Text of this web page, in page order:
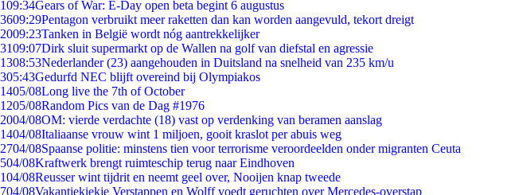
109:34Gears of War: E-Day open beta begint 6 augustus
3609:29Pentagon verbruikt meer raketten dan kan worden aangevuld, tekort dreigt
2009:23Tanken in België wordt nóg aantrekkelijker
3109:07Dirk sluit supermarkt op de Wallen na golf van diefstal en agressie
1308:53Nederlander (23) aangehouden in Duitsland na snelheid van 235 km/u
305:43Gedurfd NEC blijft overeind bij Olympiakos
1405/08Long live the 7th of October
1205/08Random Pics van de Dag #1976
2004/08OM: vierde verdachte (18) vast op verdenking van beramen aanslag
1404/08Italiaanse vrouw wint 1 miljoen, gooit kraslot per abuis weg
2704/08Spaanse politie: minstens tien voor terrorisme veroordeelden onder migranten Ceuta
504/08Kraftwerk brengt ruimteschip terug naar Eindhoven
104/08Reusser wint tijdrit en neemt geel over, Nooijen knap tweede
704/08Vakantiekiekje Verstappen en Wolff voedt geruchten over Mercedes-overstap